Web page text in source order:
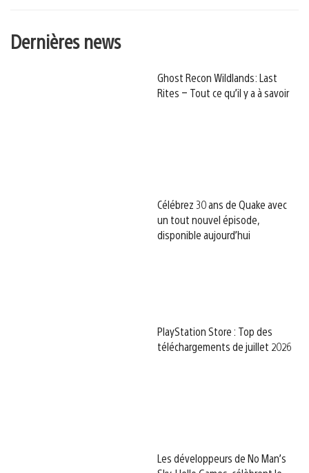
Dernières news
Ghost Recon Wildlands: Last
Rites – Tout ce qu’il y a à savoir
Célébrez 30 ans de Quake avec
un tout nouvel épisode,
disponible aujourd’hui
PlayStation Store : Top des
téléchargements de juillet 2026
Les développeurs de No Man’s